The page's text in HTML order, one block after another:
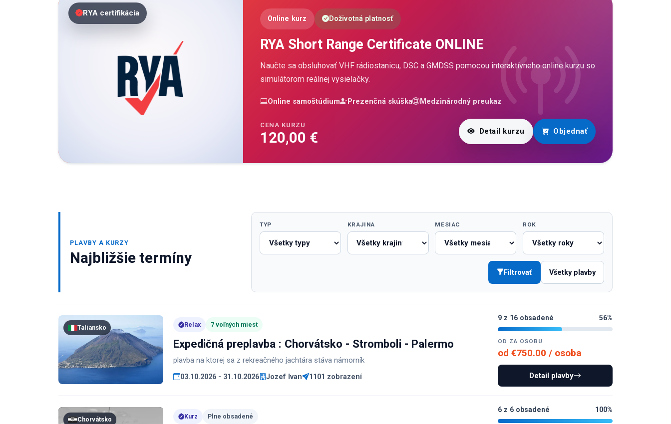
RYA certifikácia
Online kurz Doživotná platnosť
RYA Short Range Certificate ONLINE
Naučte sa obsluhovať VHF rádiostanicu, DSC a GMDSS pomocou interaktívneho online kurzu so
simulátorom reálnej vysielačky.
Online samoštúdium Prezenčná skúška Medzinárodný preukaz
CENA KURZU
120,00 € Detail kurzu Objednať
PLAVBY A KURZY
Najbližšie termíny
TYP KRAJINA MESIAC ROK
Filtrovať Všetky plavby
Taliansko Relax 7 voľných miest
Expedičná preplavba : Chorvátsko - Stromboli - Palermo
plavba na ktorej sa z rekreačného jachtára stáva námorník
03.10.2026 - 31.10.2026 Jozef Ivan 1101 zobrazení
9 z 16 obsadené 56%
OD ZA OSOBU
od €750.00 / osoba
Detail plavby
Chorvátsko Kurz Plne obsadené
6 z 6 obsadené 100%